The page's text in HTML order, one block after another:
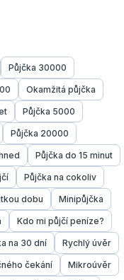
Půjčka 30000
Okamžitá půjčka
Půjčka 5000
Půjčka 20000
Půjčka do 15 minut
Půjčka na cokoliv
dobu Minipůjčka
Kdo mi půjčí peníze?
na 30 dní Rychlý úvěr
čekání Mikroúvěr